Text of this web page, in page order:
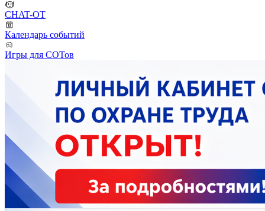
CHAT-OT
Календарь событий
Игры для СОТов